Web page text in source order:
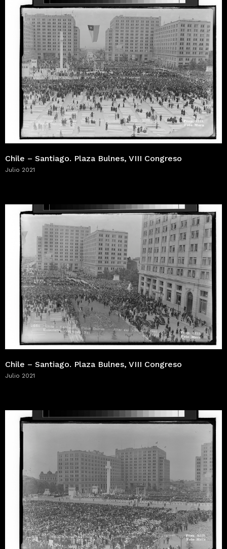
Chile – Santiago. Plaza Bulnes, VIII Congreso
Julio 2021
Chile – Santiago. Plaza Bulnes, VIII Congreso
Julio 2021